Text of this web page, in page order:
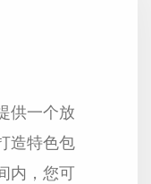
供一个放
造特色包
内，您可